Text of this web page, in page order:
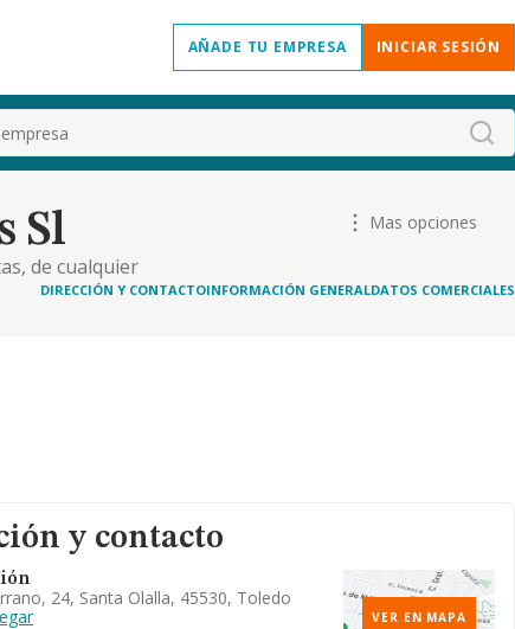
AÑADE TU EMPRESA INICIAR SESIÓN
Sl
de cualquier
y
Mas opciones
DIRECCIÓN Y CONTACTOINFORMACIÓN GENERALDATOS COMERCIALES
y contacto
24, Santa Olalla, 45530, Toledo
VER EN MAPA